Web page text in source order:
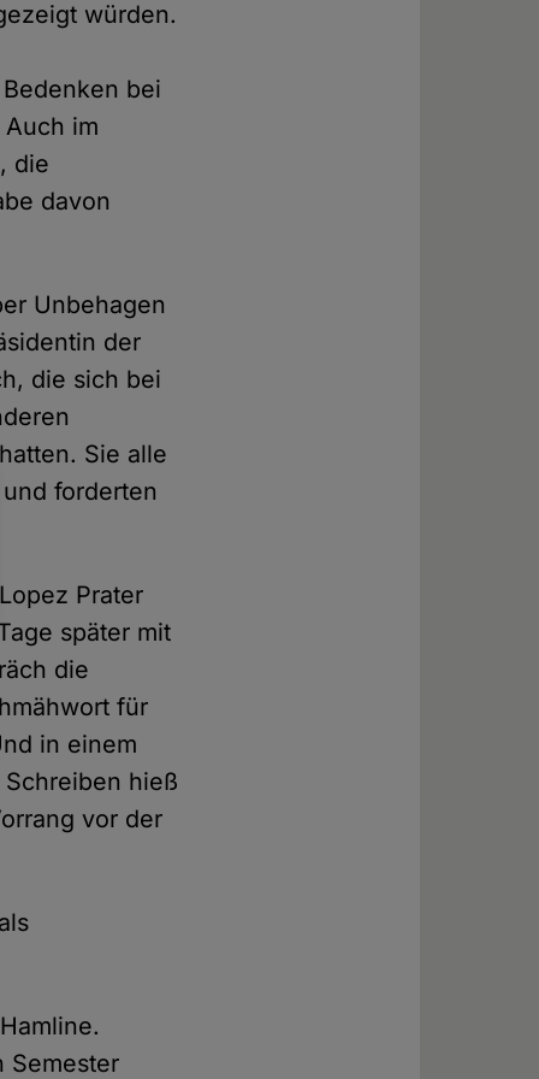
würden.
bei
im
die
davon
Unbehagen
der
die sich bei
Sie alle
forderten
Prater
später mit
die
für
in einem
hieß
vor der
Semester